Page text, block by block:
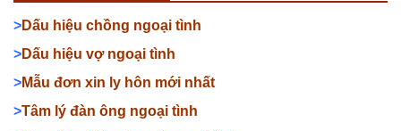
>Dấu hiệu chồng ngoại tình
>Dấu hiệu vợ ngoại tình
>Mẫu đơn xin ly hôn mới nhất
>Tâm lý đàn ông ngoại tình